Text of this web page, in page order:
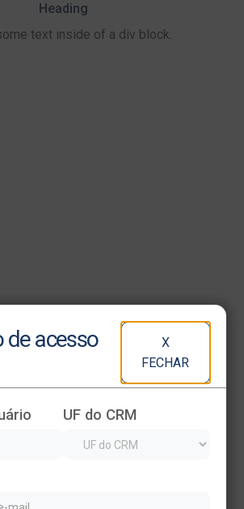
de acesso
X
FECHAR
UF do CRM
Heading
text inside of a div block.
text inside of a div block.